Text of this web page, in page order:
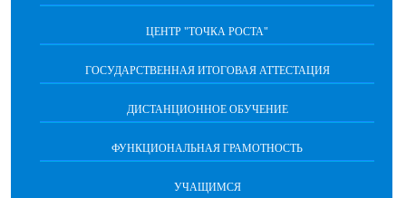
ЦЕНТР "ТОЧКА РОСТА"
ГОСУДАРСТВЕННАЯ ИТОГОВАЯ АТТЕСТАЦИЯ
ДИСТАНЦИОННОЕ ОБУЧЕНИЕ
ФУНКЦИОНАЛЬНАЯ ГРАМОТНОСТЬ
УЧАЩИМСЯ